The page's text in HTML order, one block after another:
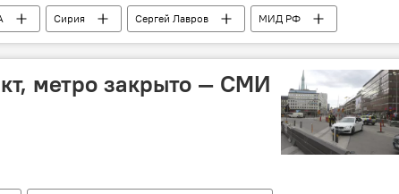
Сирия Сергей Лавров
МИД РФ
метро закрыто — СМИ